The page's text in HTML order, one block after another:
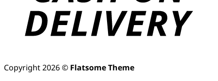
Copyright 2026 © Flatsome Theme